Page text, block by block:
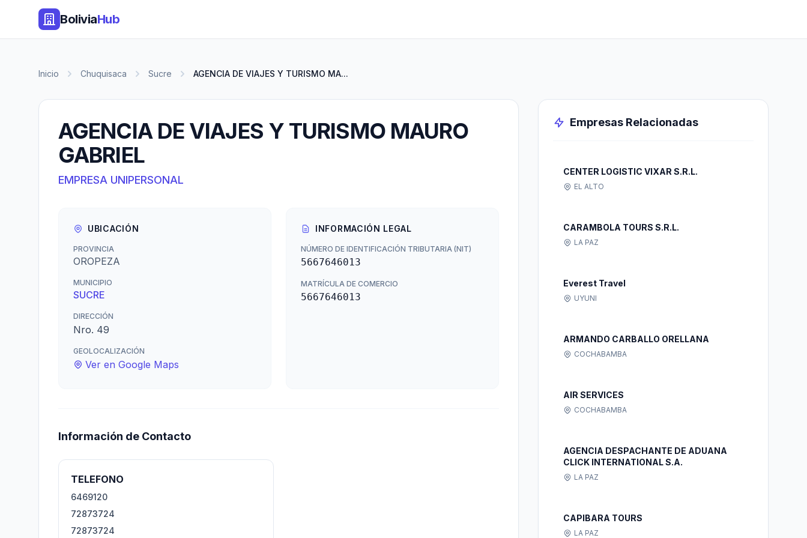
BoliviaHub
Inicio Chuquisaca Sucre AGENCIA DE VIAJES Y TURISMO MA...
AGENCIA DE VIAJES Y TURISMO MAURO
GABRIEL
EMPRESA UNIPERSONAL
UBICACIÓN
PROVINCIA
OROPEZA
MUNICIPIO
SUCRE
DIRECCIÓN
Nro. 49
GEOLOCALIZACIÓN
Ver en Google Maps
INFORMACIÓN LEGAL
NÚMERO DE IDENTIFICACIÓN TRIBUTARIA (NIT)
5667646013
MATRÍCULA DE COMERCIO
5667646013
Información de Contacto
TELEFONO
6469120
72873724
72873724
Empresas Relacionadas
CENTER LOGISTIC VIXAR S.R.L.
EL ALTO
CARAMBOLA TOURS S.R.L.
LA PAZ
Everest Travel
UYUNI
ARMANDO CARBALLO ORELLANA
COCHABAMBA
AIR SERVICES
COCHABAMBA
AGENCIA DESPACHANTE DE ADUANA
CLICK INTERNATIONAL S.A.
LA PAZ
CAPIBARA TOURS
LA PAZ